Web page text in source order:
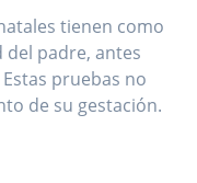
tienen como
padre, antes
pruebas no
de su gestación.